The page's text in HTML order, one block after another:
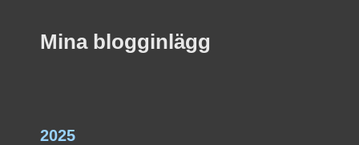
Mina blogginlägg
2025